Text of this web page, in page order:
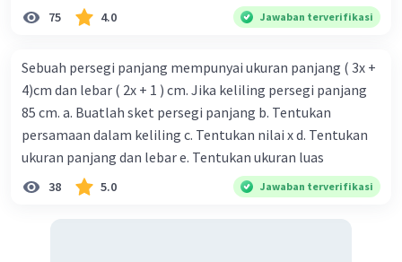
75 4.0 Jawaban terverifikasi
Sebuah persegi panjang mempunyai ukuran panjang ( 3x +
4)cm dan lebar ( 2x + 1 ) cm. Jika keliling persegi panjang
85 cm. a. Buatlah sket persegi panjang b. Tentukan
persamaan dalam keliling c. Tentukan nilai x d. Tentukan
ukuran panjang dan lebar e. Tentukan ukuran luas
38 5.0 Jawaban terverifikasi